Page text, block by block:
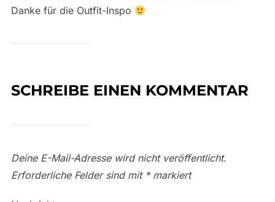
Danke für die Outfit-Inspo
SCHREIBE EINEN KOMMENTAR
Deine E-Mail-Adresse wird nicht veröffentlicht.
Erforderliche Felder sind mit *markiert